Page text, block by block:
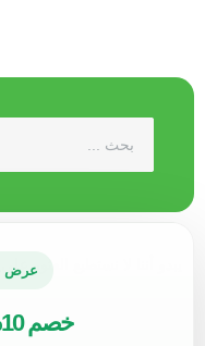
يبدو أننا لا نستطيع العثور
عرض
خصم 10%